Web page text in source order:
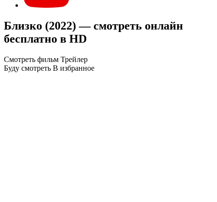
Близко (2022) — смотреть онлайн
бесплатно в HD
Смотреть фильм Трейлер
Буду смотреть В избранное